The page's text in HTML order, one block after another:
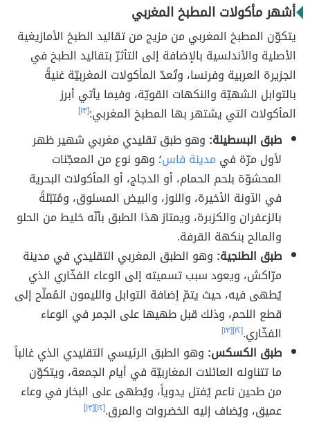
أشهر مأكولات المطبخ المغربي
يتكوّن المطبخ المغربي من مزيج من تقاليد الطبخ الأمازيغية
الأصلية والأندلسية بالإضافة إلى التأثرّ بتقاليد الطبخ في
الجزيرة العربية وفرنسا، وتُعدّ المأكولات المغربيّة غنيةً
بالتوابل الشهيّة والنكهات القويّة، وفيما يأتي أبرز
المأكولات التي يشتهر بها المطبخ المغربي:[١٣]
طبق البسطيلة: وهو طبق تقليدي مغربي شهير ظهر
لأول مرّة في مدينة فاس؛ وهو نوع من المعجّنات
المحشوّة بلحم الحمام، أو الدجاج، أو المأكولات البحرية
في الآونة الأخيرة، واللوز، والبيض المسلوق، ومُتبّلةً
بالزعفران والكزبرة، ويمتاز هذا الطبق بأنّه خليط من الحلو
والمالح بنكهة القرفة.
طبق الطنجية: وهو الطبق المغربي التقليدي في مدينة
مرّاكش، ويعود سبب تسميته إلى الوعاء الفخّاري الذي
يُطهى فيه، حيث يتمّ إضافة التوابل والليمون المُملّح إلى
قطع اللحم، وذلك قبل طهيها على الجمر في الوعاء
الفخّاري.[١٢] [١٣]
طبق الكسكس: وهو الطبق الرئيسي التقليدي الذي غالباً
ما تتناوله العائلات المغاربيّة في أيام الجمعة، ويتكوّن
من طحين ناعم يُفتل يدوياً، ويُطهى على البخار في وعاء
عميق، ويُضاف إليه الخضروات والمرق.[١٢] [١٣]